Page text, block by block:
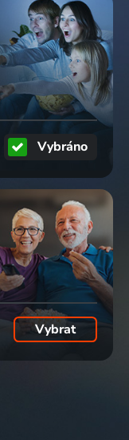
Vybráno
Vybrat